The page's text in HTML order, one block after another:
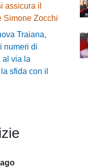
assicura il
Simone Zocchi
Traiana,
numeri di
al via la
sfida con il